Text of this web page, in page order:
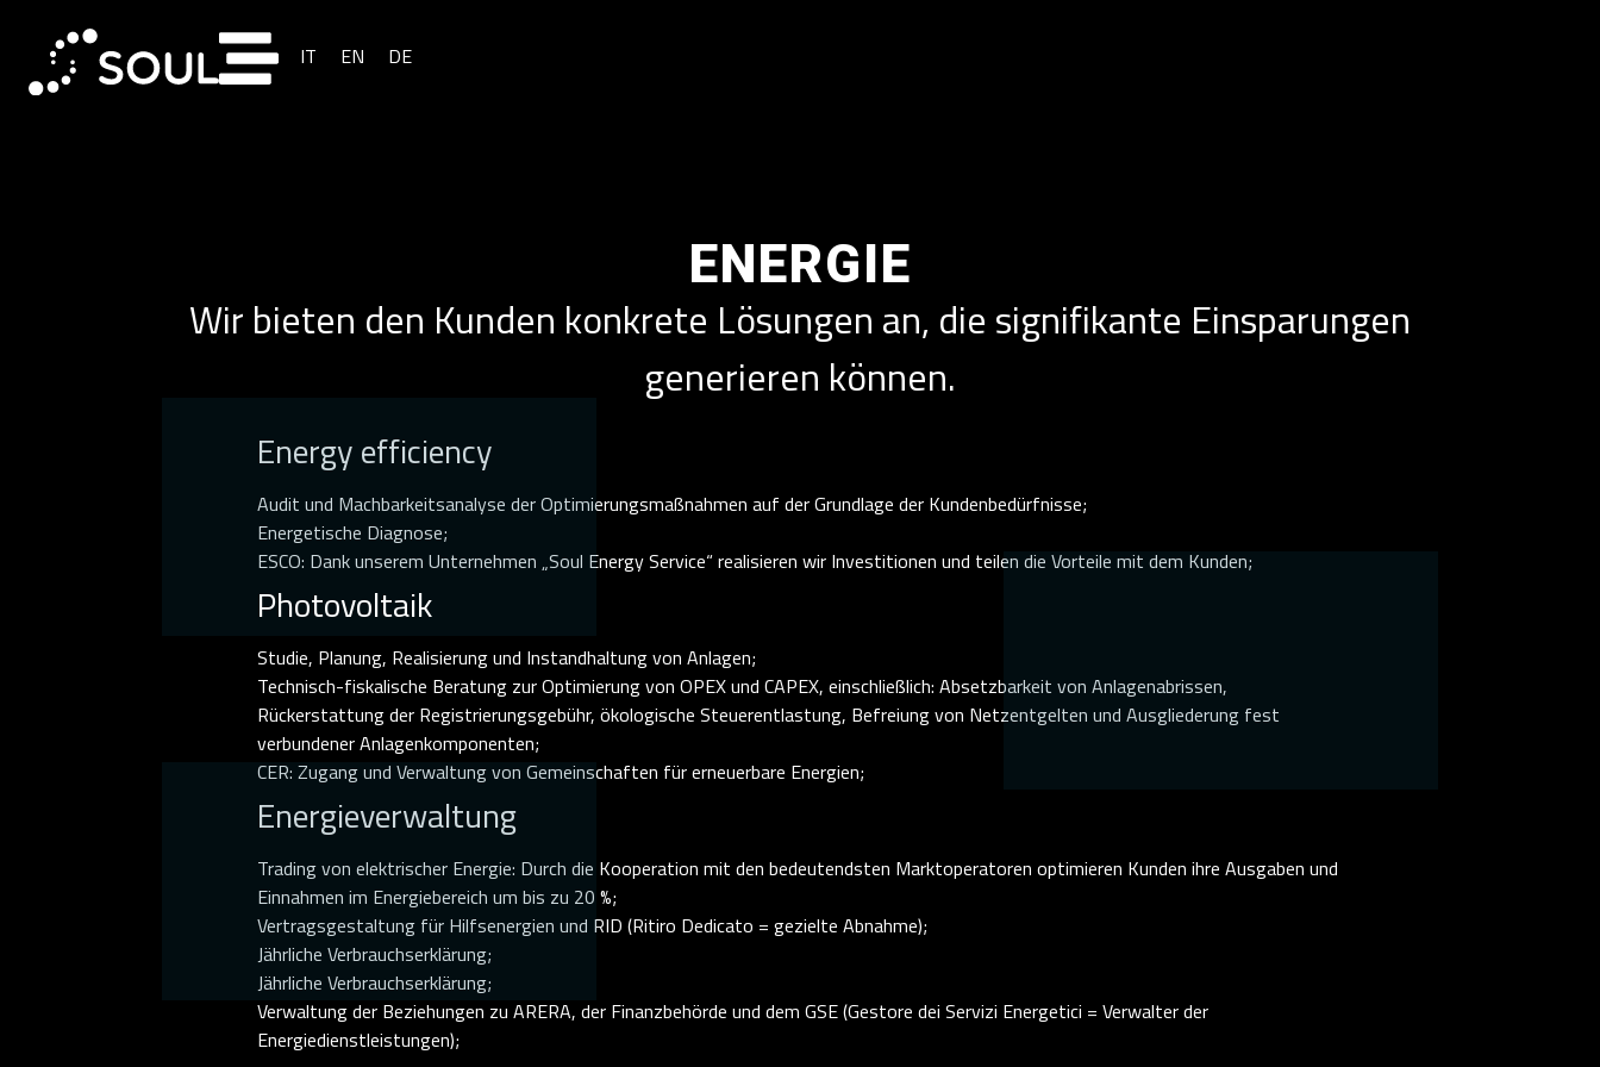
IT EN DE
ENERGIE
Wir bieten den Kunden konkrete Lösungen an, die signifikante Einsparungen
generieren können.
Energy efficiency
Audit und Machbarkeitsanalyse der Optimierungsmaßnahmen auf der Grundlage der Kundenbedürfnisse;
Energetische Diagnose;
ESCO: Dank unserem Unternehmen „Soul Energy Service“ realisieren wir Investitionen und teilen die Vorteile mit dem Kunden;
Photovoltaik
Studie, Planung, Realisierung und Instandhaltung von Anlagen;
Technisch-fiskalische Beratung zur Optimierung von OPEX und CAPEX, einschließlich: Absetzbarkeit von Anlagenabrissen,
Rückerstattung der Registrierungsgebühr, ökologische Steuerentlastung, Befreiung von Netzentgelten und Ausgliederung fest
verbundener Anlagenkomponenten;
CER: Zugang und Verwaltung von Gemeinschaften für erneuerbare Energien;
Energieverwaltung
Trading von elektrischer Energie: Durch die Kooperation mit den bedeutendsten Marktoperatoren optimieren Kunden ihre Ausgaben und
Einnahmen im Energiebereich um bis zu 20 %;
Vertragsgestaltung für Hilfsenergien und RID (Ritiro Dedicato = gezielte Abnahme);
Jährliche Verbrauchserklärung;
Jährliche Verbrauchserklärung;
Verwaltung der Beziehungen zu ARERA, der Finanzbehörde und dem GSE (Gestore dei Servizi Energetici = Verwalter der
Energiedienstleistungen);